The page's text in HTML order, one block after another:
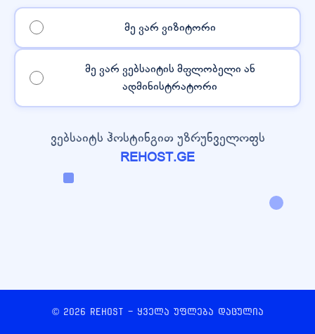
მე ვარ ვიზიტორი
მე ვარ ვებსაიტის მფლობელი ან
ადმინისტრატორი
ვებსაიტს ჰოსტინგით უზრუნველოფს
REHOST.GE
© 2026 REHOST - ყველა უფლება დაცულია